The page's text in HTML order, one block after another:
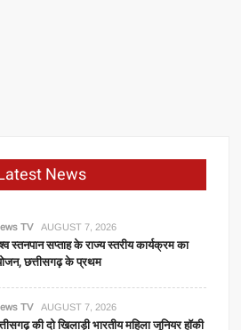
News
TV AUGUST 7, 2026
स्तनपान सप्ताह के राज्य स्तरीय कार्यक्रम का
छत्तीसगढ़ के प्रथम
TV AUGUST 7, 2026
की दो खिलाड़ी भारतीय महिला जूनियर हॉकी